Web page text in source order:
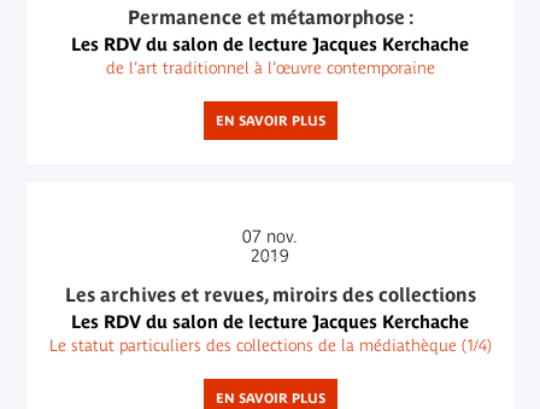
Permanence et métamorphose :
Les RDV du salon de lecture Jacques Kerchache
de l’art traditionnel à l’œuvre contemporaine
EN SAVOIR PLUS
07 nov.
2019
Les archives et revues, miroirs des collections
Les RDV du salon de lecture Jacques Kerchache
Le statut particuliers des collections de la médiathèque (1/4)
EN SAVOIR PLUS